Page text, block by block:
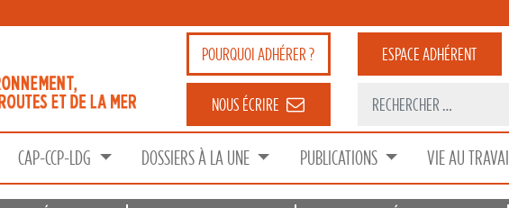
POURQUOIADHÉRER ? ESPACEADHÉRENT
NOUS ÉCRIRE
CAP-CCP-LDG DOSSIERS À LA UNE PUBLICATIONS VIE AU TRAVAIL